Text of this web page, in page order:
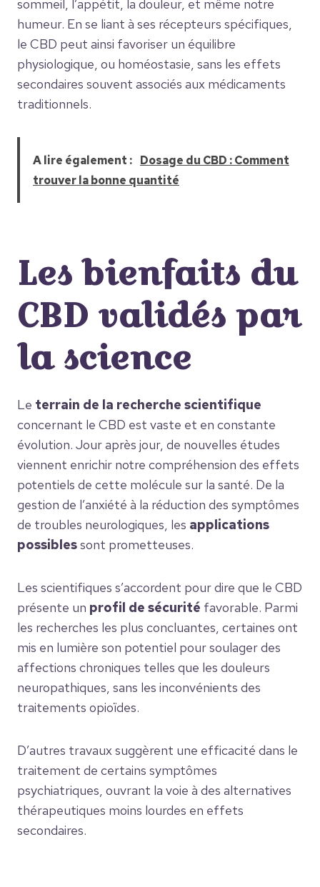
sommeil, l’appétit, la douleur, et même notre
humeur. En se liant à ses récepteurs spécifiques,
le CBD peut ainsi favoriser un équilibre
physiologique, ou homéostasie, sans les effets
secondaires souvent associés aux médicaments
traditionnels.
A lire également : Dosage du CBD : Comment
trouver la bonne quantité
Les bienfaits du
CBD validés par
la science
Le terrain de la recherche scientifique
concernant le CBD est vaste et en constante
évolution. Jour après jour, de nouvelles études
viennent enrichir notre compréhension des effets
potentiels de cette molécule sur la santé. De la
gestion de l’anxiété à la réduction des symptômes
de troubles neurologiques, les applications
possiblessont prometteuses.
Les scientifiques s’accordent pour dire que le CBD
présente un profil de sécurité favorable. Parmi
les recherches les plus concluantes, certaines ont
mis en lumière son potentiel pour soulager des
affections chroniques telles que les douleurs
neuropathiques, sans les inconvénients des
traitements opioïdes.
D’autres travaux suggèrent une efficacité dans le
traitement de certains symptômes
psychiatriques, ouvrant la voie à des alternatives
thérapeutiques moins lourdes en effets
secondaires.